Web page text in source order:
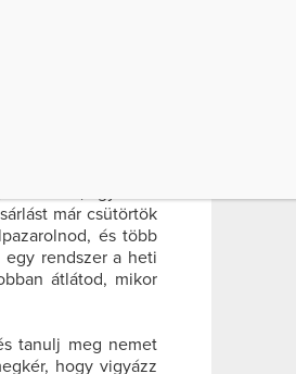
találkozók,
következőn pedig
kialakítani a
amikor nincs
órád: ez legyen a
Akkor aznap
így nem
már csütörtök
és több
egy rendszer a heti
átlátod, mikor
tanulj meg nemet
hogy vigyázz